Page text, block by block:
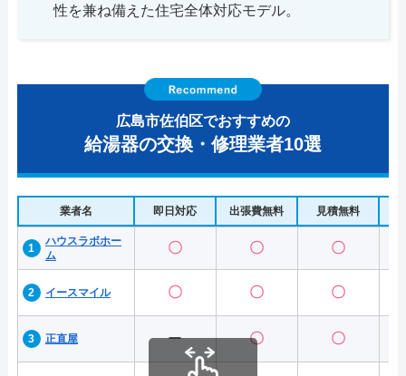
性を兼ね備えた住宅全体対応モデル。
広島市佐伯区でおすすめの
給湯器の交換・修理業者10選
業者名 即日対応 出張費無料 見積無料
ハウスラボホー
ム
〇 〇 〇
イースマイル 〇 〇 〇
正直屋 ー 〇 〇